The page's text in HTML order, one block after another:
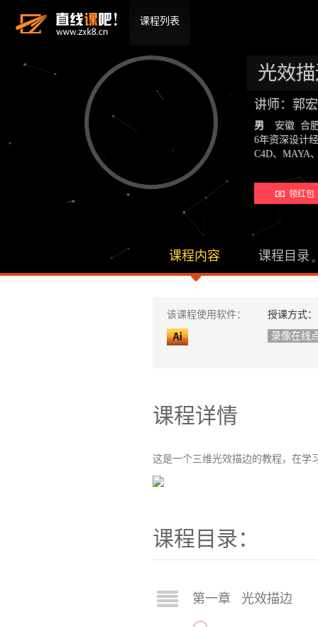
课程列表
光效
讲师：郭
男
安徽 合
6年资深设计
C4D、
领红包
课程内容 课程目录
该课程使用软件：
授课方式：
录像在线
课程详情
这是一个三维光效描边的教程，在学
课程目录：
第一章 光效描边